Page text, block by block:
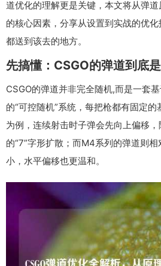
道优化的理解更是关键，本文将从弹
的核心因素，分享从设置到实战的优
都送到该去的地方。
先搞懂：CSGO的弹道到底
CSGO的弹道并非完全随机,而是一套
的“可控随机”系统，每把枪都有固定
为例，连续射击时子弹会先向上偏移
的“7”字形扩散；而M4系列的弹道则
小，水平偏移也更温和。